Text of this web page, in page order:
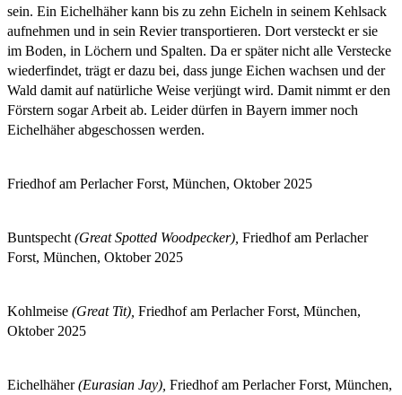
sein. Ein Eichelhäher kann bis zu zehn Eicheln in seinem Kehlsack
aufnehmen und in sein Revier transportieren. Dort versteckt er sie
im Boden, in Löchern und Spalten. Da er später nicht alle Verstecke
wiederfindet, trägt er dazu bei, dass junge Eichen wachsen und der
Wald damit auf natürliche Weise verjüngt wird. Damit nimmt er den
Förstern sogar Arbeit ab. Leider dürfen in Bayern immer noch
Eichelhäher abgeschossen werden.
Friedhof am Perlacher Forst, München, Oktober 2025
Buntspecht (Great Spotted Woodpecker), Friedhof am Perlacher
Forst, München, Oktober 2025
Kohlmeise (Great Tit), Friedhof am Perlacher Forst, München,
Oktober 2025
Eichelhäher(Eurasian Jay), Friedhof am Perlacher Forst, München,